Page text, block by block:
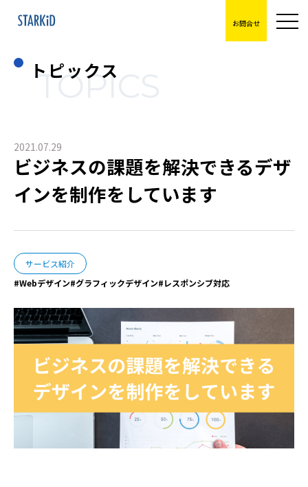
お問合せ
トピックス
TOPICS
2021.07.29
ビジネスの課題を解決できるデザ
インを制作をしています
サービス紹介
Webデザイン グラフィックデザイン レスポンシブ対応